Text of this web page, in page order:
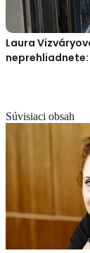
Laura
Súvisiaci obsah